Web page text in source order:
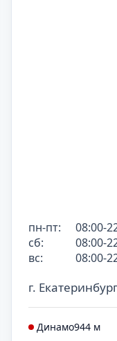
г.
Динамо944 м
пн-пт:
08:00-
сб:
08:00-
вс:
08:00-